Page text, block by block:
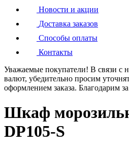
Новости и акции
Доставка заказов
Способы оплаты
Контакты
Уважаемые покупатели! В связи с
валют, убедительно просим
оформлением заказа. Благодарим
Шкаф
DP105-S